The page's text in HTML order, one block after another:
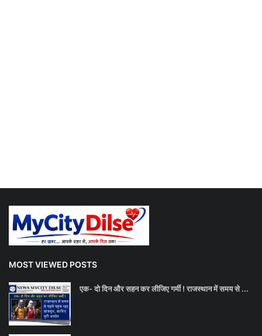
MOST VIEWED POSTS
एक- दो दिन और सहन कर लीजिए गर्मी ! राजस्थान में समय से ...